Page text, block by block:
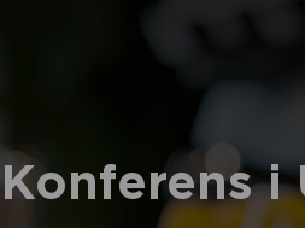
Konferens i